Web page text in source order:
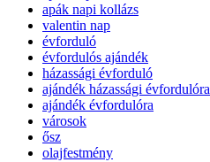
apák napi kollázs
valentin nap
évforduló
évfordulós ajándék
házassági évforduló
ajándék házassági évfordulóra
ajándék évfordulóra
városok
ősz
olajfestmény